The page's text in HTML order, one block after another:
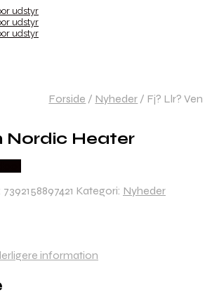
Forside / Nyheder / Fj? Llr? Ven
Nordic Heater
7392158897421 Kategori: Nyheder
information